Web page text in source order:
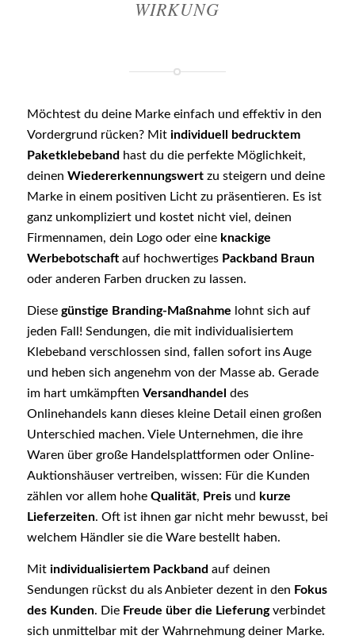
IRKUNG
Möchtest du deine Marke einfach und effektiv in den
Vordergrund rücken? Mit individuell bedrucktem
Paketklebeband hast du die perfekte Möglichkeit,
deinen Wiedererkennungswertzu steigern und deine
Marke in einem positiven Licht zu präsentieren. Es ist
ganz unkompliziert und kostet nicht viel, deinen
Firmennamen, dein Logo oder eine knackige
Werbebotschaftauf hochwertiges Packband Braun
oder anderen Farben drucken zu lassen.
Diese günstige Branding-Maßnahme lohnt sich auf
jeden Fall! Sendungen, die mit individualisiertem
Klebeband verschlossen sind, fallen sofort ins Auge
und heben sich angenehm von der Masse ab. Gerade
im hart umkämpften Versandhandel des
Onlinehandels kann dieses kleine Detail einen großen
Unterschied machen. Viele Unternehmen, die ihre
Waren über große Handelsplattformen oder Online-
Auktionshäuser vertreiben, wissen: Für die Kunden
zählen vor allem hohe Qualität, Preisund kurze
Lieferzeiten. Oft ist ihnen gar nicht mehr bewusst, bei
welchem Händler sie die Ware bestellt haben.
Mit individualisiertem Packband auf deinen
Sendungen rückst du als Anbieter dezent in den Fokus
des Kunden. Die Freude über die Lieferungverbindet
sich unmittelbar mit der Wahrnehmung deiner Marke.